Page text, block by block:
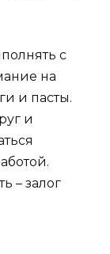
с
на
и пасты.
и
– залог